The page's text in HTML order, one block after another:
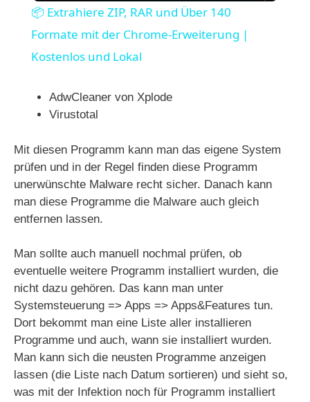
a
i
d
e
o
📦 Extrahiere ZIP, RAR und Über 140
Formate mit der Chrome-Erweiterung |
Kostenlos und Lokal
AdwCleaner von Xplode
Virustotal
Mit diesen Programm kann man das eigene System
prüfen und in der Regel finden diese Programm
unerwünschte Malware recht sicher. Danach kann
man diese Programme die Malware auch gleich
entfernen lassen.
Man sollte auch manuell nochmal prüfen, ob
eventuelle weitere Programm installiert wurden, die
nicht dazu gehören. Das kann man unter
Systemsteuerung => Apps => Apps&Features tun.
Dort bekommt man eine Liste aller installieren
Programme und auch, wann sie installiert wurden.
Man kann sich die neusten Programme anzeigen
lassen (die Liste nach Datum sortieren) und sieht so,
was mit der Infektion noch für Programm installiert